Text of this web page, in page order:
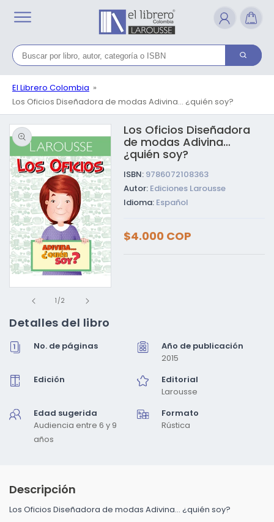
directamente
al contenido
El Librero Colombia
Los Oficios Diseñadora de modas Adivina… ¿quién soy?
Ir directamente a la
información del
producto
elemento
1
en
ventana
modal
1 /de
2
Los Oficios Diseñadora
de modas Adivina…
¿quién soy?
ISBN: 9786072108363
Autor: Ediciones Larousse
Idioma: Español
Precio
habitual
$4.000 COP
Detalles del libro
No. de páginas
Año de publicación
2015
Edición
Editorial
Larousse
Edad sugerida
Audiencia entre 6 y 9
años
Formato
Rústica
Descripción
Los Oficios Diseñadora de modas Adivina… ¿quién soy?